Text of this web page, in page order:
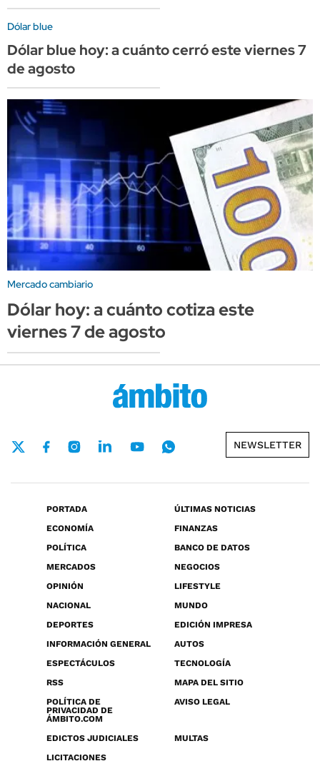
Dólar blue
Dólar blue hoy: a cuánto cerró este viernes 7
de agosto
Mercado cambiario
Dólar hoy: a cuánto cotiza este
viernes 7 de agosto
NEWSLETTER
PORTADA
ÚLTIMAS NOTICIAS
ECONOMÍA
FINANZAS
POLÍTICA
BANCO DE DATOS
MERCADOS
NEGOCIOS
OPINIÓN
LIFESTYLE
NACIONAL
MUNDO
DEPORTES
EDICIÓN IMPRESA
INFORMACIÓN GENERAL
AUTOS
ESPECTÁCULOS
TECNOLOGÍA
RSS
MAPA DEL SITIO
POLÍTICA DE
PRIVACIDAD DE
ÁMBITO.COM
AVISO LEGAL
EDICTOS JUDICIALES
MULTAS
LICITACIONES